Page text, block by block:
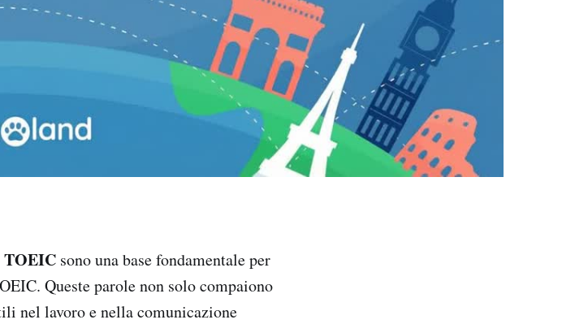
TOEIC sono una base fondamentale per
Queste parole non solo compaiono
nel lavoro e nella comunicazione